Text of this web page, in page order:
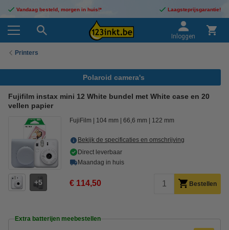
Vandaag besteld, morgen in huis!* Laagsteprijsgarantie!
Inloggen
Printers
Polaroid camera's
Fujifilm instax mini 12 White bundel met White case en 20
vellen papier
5
FujiFilm 104 mm 66,6 mm 122 mm
Bekijk de specificaties en omschrijving
Direct leverbaar
Maandag in huis
€ 114,50 Bestellen
Extra batterijen meebestellen